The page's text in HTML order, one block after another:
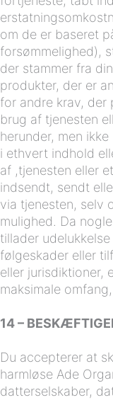
om de er baseret
forsømmelighed),
der stammer fra
produkter, der er
for andre krav, der
brug af tjenesten
herunder, men
i ethvert indhold
af ,tjenesten eller
indsendt, sendt
via tjenesten, selv
mulighed. Da
tillader
følgeskader eller
eller jurisdiktioner,
maksimale
14 –
Du accepterer at
harmløse Ade
datterselskaber,